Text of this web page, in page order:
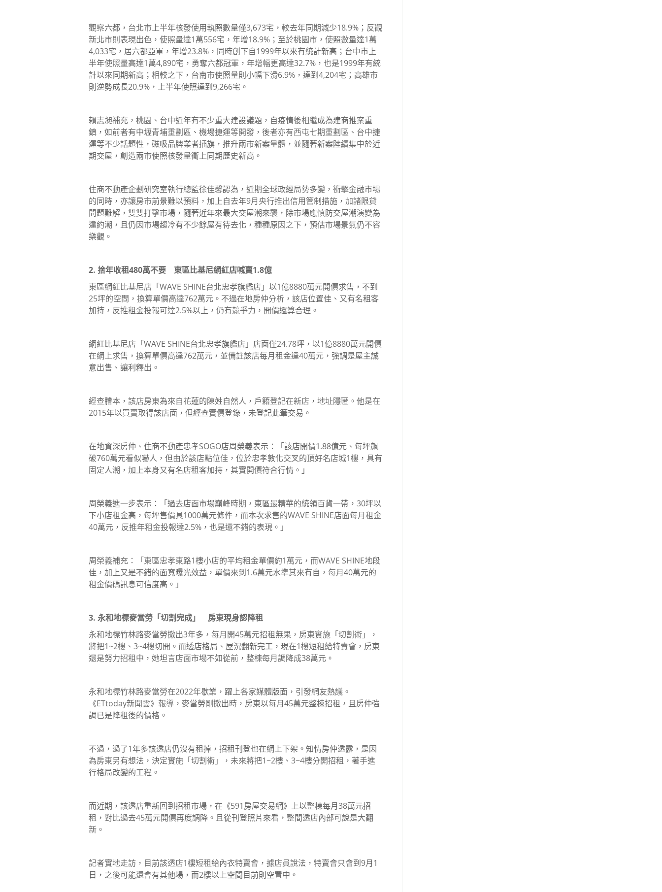
觀察六都，台北市上半年核發使用執照數量僅3,673宅，較去年同期減少18.9%；反觀
新北市則表現出色，使照量達1萬556宅，年增18.9%；至於桃園市，使照數量達1萬
4,033宅，居六都亞軍，年增23.8%，同時創下自1999年以來有統計新高；台中市上
半年使照量高達1萬4,890宅，勇奪六都冠軍，年增幅更高達32.7%，也是1999年有統
計以來同期新高；相較之下，台南市使照量則小幅下滑6.9%，達到4,204宅；高雄市
則逆勢成長20.9%，上半年使照達到9,266宅。
賴志昶補充，桃園、台中近年有不少重大建設議題，自疫情後相繼成為建商推案重
鎮，如前者有中壢青埔重劃區、機場捷運等開發，後者亦有西屯七期重劃區、台中捷
運等不少話題性，磁吸品牌業者插旗，推升兩市新案量體，並隨著新案陸續集中於近
期交屋，創造兩市使照核發量衝上同期歷史新高。
住商不動產企劃研究室執行總監徐佳馨認為，近期全球政經局勢多變，衝擊金融市場
的同時，亦讓房市前景難以預料，加上自去年9月央行推出信用管制措施，加諸限貸
問題難解，雙雙打擊市場，隨著近年來最大交屋潮來襲，除市場應慎防交屋潮演變為
違約潮，且仍因市場趨冷有不少餘屋有待去化，種種原因之下，預估市場景氣仍不容
樂觀。
2. 捨年收租480萬不要 東區比基尼網紅店喊賣1.8億
東區網紅比基尼店「WAVE SHINE台北忠孝旗艦店」以1億8880萬元開價求售，不到
25坪的空間，換算單價高達762萬元。不過在地房仲分析，該店位置佳、又有名租客
加持，反推租金投報可達2.5%以上，仍有競爭力，開價還算合理。
網紅比基尼店「WAVE SHINE台北忠孝旗艦店」店面僅24.78坪，以1億8880萬元開價
在網上求售，換算單價高達762萬元，並備註該店每月租金達40萬元，強調是屋主誠
意出售、讓利釋出。
經查謄本，該店房東為來自花蓮的陳姓自然人，戶籍登記在新店，地址隱匿。他是在
2015年以買賣取得該店面，但經查實價登錄，未登記此筆交易。
在地資深房仲、住商不動產忠孝SOGO店周榮義表示：「該店開價1.88億元、每坪飆
破760萬元看似嚇人，但由於該店點位佳，位於忠孝敦化交叉的頂好名店城1樓，具有
固定人潮，加上本身又有名店租客加持，其實開價符合行情。」
周榮義進一步表示：「過去店面市場巔峰時期，東區最精華的統領百貨一帶，30坪以
下小店租金高，每坪售價具1000萬元條件，而本次求售的WAVE SHINE店面每月租金
40萬元，反推年租金投報達2.5%，也是還不錯的表現。」
周榮義補充：「東區忠孝東路1樓小店的平均租金單價約1萬元，而WAVE SHINE地段
佳，加上又是不錯的面寬曝光效益，單價來到1.6萬元水準其來有自，每月40萬元的
租金價碼訊息可信度高。」
3. 永和地標麥當勞「切割完成」 房東現身認降租
永和地標竹林路麥當勞撤出3年多，每月開45萬元招租無果，房東實施「切割術」，
將把1~2樓、3~4樓切開。而透店格局、屋況翻新完工，現在1樓短租給特賣會，房東
還是努力招租中，她坦言店面市場不如從前，整棟每月調降成38萬元。
永和地標竹林路麥當勞在2022年歇業，躍上各家媒體版面，引發網友熱議。
《ETtoday新聞雲》報導，麥當勞剛撤出時，房東以每月45萬元整棟招租，且房仲強
調已是降租後的價格。
不過，過了1年多該透店仍沒有租掉，招租刊登也在網上下架。知情房仲透露，是因
為房東另有想法，決定實施「切割術」，未來將把1~2樓、3~4樓分開招租，著手進
行格局改變的工程。
而近期，該透店重新回到招租市場，在《591房屋交易網》上以整棟每月38萬元招
租，對比過去45萬元開價再度調降。且從刊登照片來看，整間透店內部可說是大翻
新。
記者實地走訪，目前該透店1樓短租給內衣特賣會，據店員說法，特賣會只會到9月1
日，之後可能還會有其他場，而2樓以上空間目前則空置中。